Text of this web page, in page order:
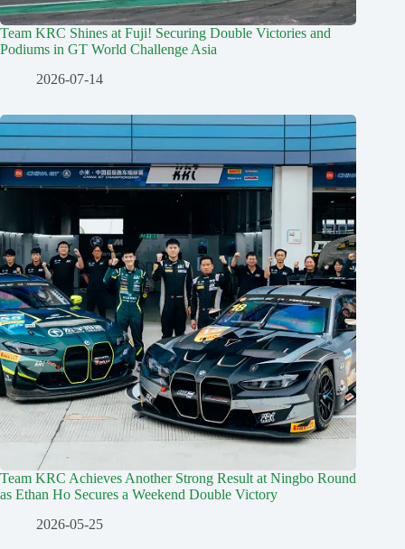
Team KRC Shines at Fuji! Securing Double Victories and
Podiums in GT World Challenge Asia
2026-07-14
Team KRC Achieves Another Strong Result at Ningbo Round
as Ethan Ho Secures a Weekend Double Victory
2026-05-25